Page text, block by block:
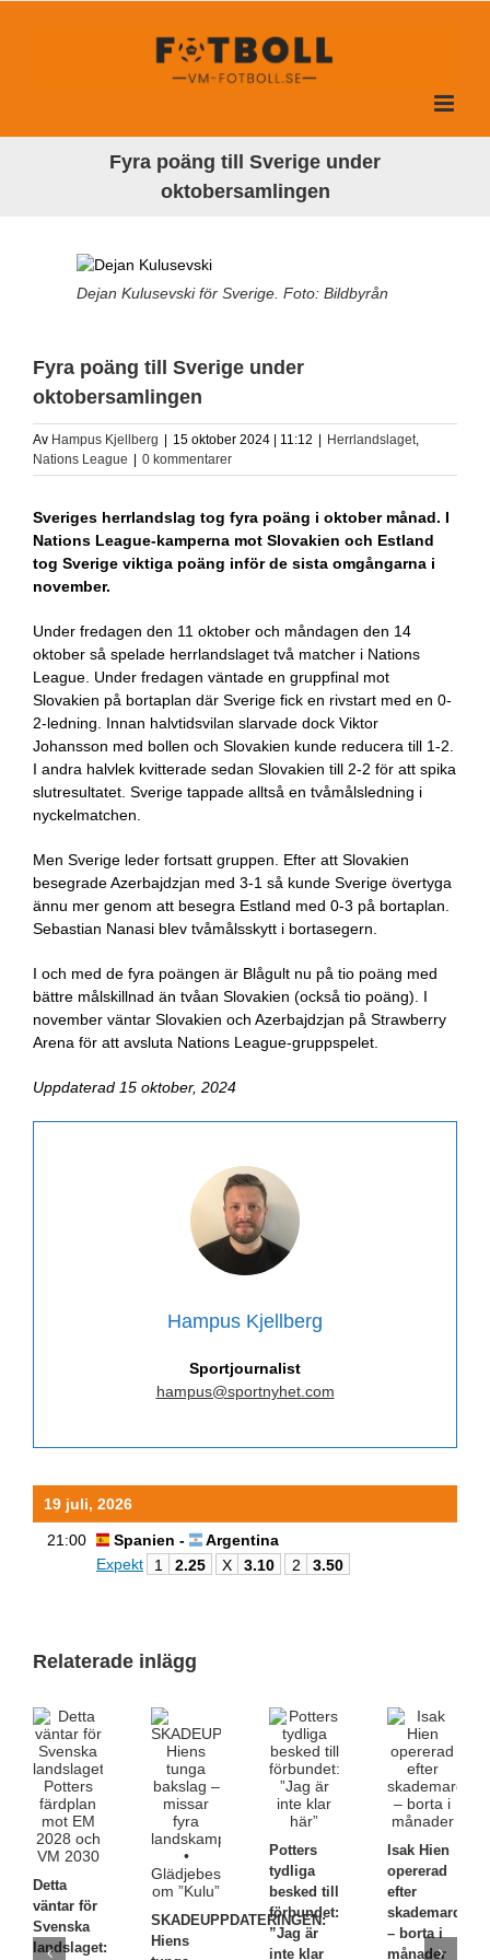
Fyra poäng till Sverige under
oktobersamlingen
Dejan Kulusevski för Sverige. Foto: Bildbyrån
Fyra poäng till Sverige under
oktobersamlingen
Av Hampus Kjellberg | 15 oktober 2024 | 11:12 | Herrlandslaget,
Nations League | 0 kommentarer
Sveriges herrlandslag tog fyra poäng i oktober månad. I
Nations League-kamperna mot Slovakien och Estland
tog Sverige viktiga poäng inför de sista omgångarna i
november.
Under fredagen den 11 oktober och måndagen den 14
oktober så spelade herrlandslaget två matcher i Nations
League. Under fredagen väntade en gruppfinal mot
Slovakien på bortaplan där Sverige fick en rivstart med en 0-
2-ledning. Innan halvtidsvilan slarvade dock Viktor
Johansson med bollen och Slovakien kunde reducera till 1-2.
I andra halvlek kvitterade sedan Slovakien till 2-2 för att spika
slutresultatet. Sverige tappade alltså en tvåmålsledning i
nyckelmatchen.
Men Sverige leder fortsatt gruppen. Efter att Slovakien
besegrade Azerbajdzjan med 3-1 så kunde Sverige övertyga
ännu mer genom att besegra Estland med 0-3 på bortaplan.
Sebastian Nanasi blev tvåmålsskytt i bortasegern.
I och med de fyra poängen är Blågult nu på tio poäng med
bättre målskillnad än tvåan Slovakien (också tio poäng). I
november väntar Slovakien och Azerbajdzjan på Strawberry
Arena för att avsluta Nations League-gruppspelet.
Uppdaterad 15 oktober, 2024
Hampus Kjellberg
Sportjournalist
hampus@sportnyhet.com
19 juli, 2026
21:00 Spanien -
Argentina
Expekt
1 2.25 X 3.10 2 3.50
Relaterade inlägg
Detta
väntar för
Svenska
landslaget:
SKADEUPPDATERINGEN:
Hiens
Potters
tydliga
besked till
förbundet:
”Jag är
inte klar
Isak Hien
opererad
efter
– borta i
månader